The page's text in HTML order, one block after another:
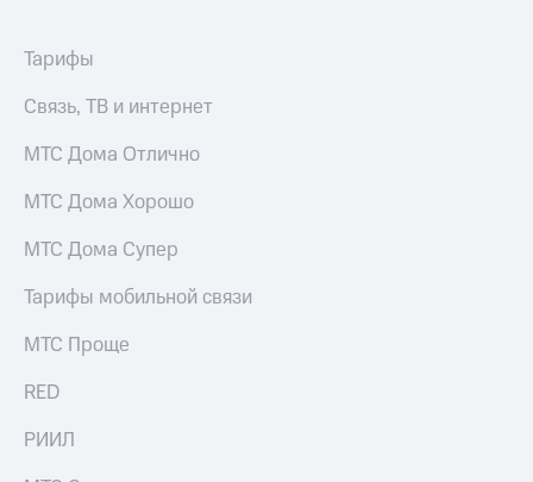
Тарифы
Связь, ТВ и интернет
МТС Дома Отлично
МТС Дома Хорошо
МТС Дома Супер
Тарифы мобильной связи
МТС Проще
RED
РИИЛ